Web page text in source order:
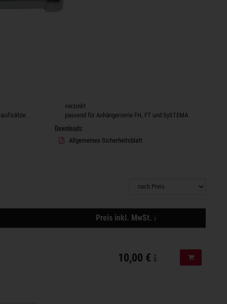
verzinkt
passend für Anhängerserie FH, FT und SySTEMA
Downloads:
Allgemeines Sicherheitsblatt
Preis inkl. MwSt.
Versandkosten,
Versand
Aktionen
10,00 €